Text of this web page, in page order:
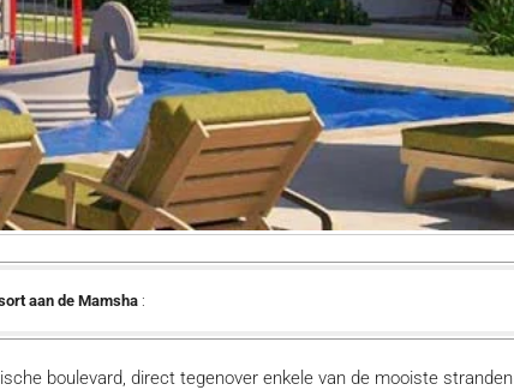
aan de Mamsha :
boulevard, direct tegenover enkele van de mooiste stranden